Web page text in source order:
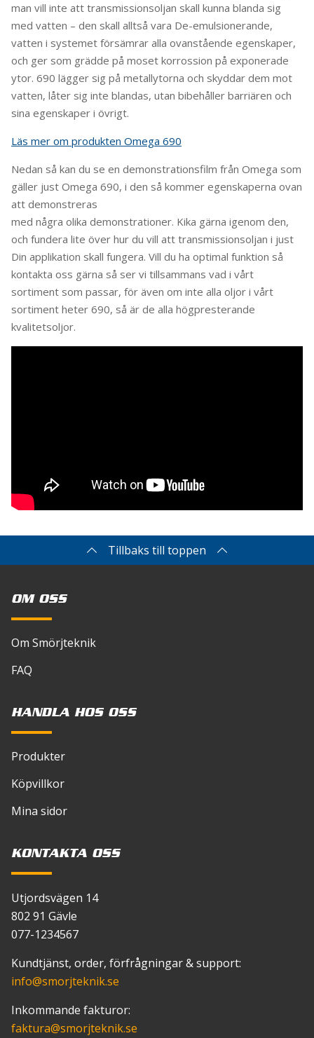
man vill inte att transmissionsoljan skall kunna blanda sig
med vatten – den skall alltså vara De-emulsionerande,
vatten i systemet försämrar alla ovanstående egenskaper,
och ger som grädde på moset korrossion på exponerade
ytor. 690 lägger sig på metallytorna och skyddar dem mot
vatten, låter sig inte blandas, utan bibehåller barriären och
sina egenskaper i övrigt.
Läs mer om produkten Omega 690
Nedan så kan du se en demonstrationsfilm från Omega som
gäller just Omega 690, i den så kommer egenskaperna ovan
att demonstreras
med några olika demonstrationer. Kika gärna igenom den,
och fundera lite över hur du vill att transmissionsoljan i just
Din applikation skall fungera. Vill du ha optimal funktion så
kontakta oss gärna så ser vi tillsammans vad i vårt
sortiment som passar, för även om inte alla oljor i vårt
sortiment heter 690, så är de alla högpresterande
kvalitetsoljor.
Tillbaks till toppen
OM OSS
Om Smörjteknik
FAQ
HANDLA HOS OSS
Produkter
Köpvillkor
Mina sidor
KONTAKTA OSS
Utjordsvägen 14
802 91 Gävle
077-1234567
Kundtjänst, order, förfrågningar & support:
info@smorjteknik.se
Inkommande fakturor:
faktura@smorjteknik.se